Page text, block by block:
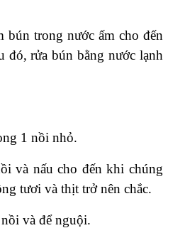
trong nước ấm cho đến
đó, rửa bún bằng nước lạnh
1 nồi nhỏ.
và nấu cho đến khi chúng
tươi và thịt trở nên chắc.
và để nguội.